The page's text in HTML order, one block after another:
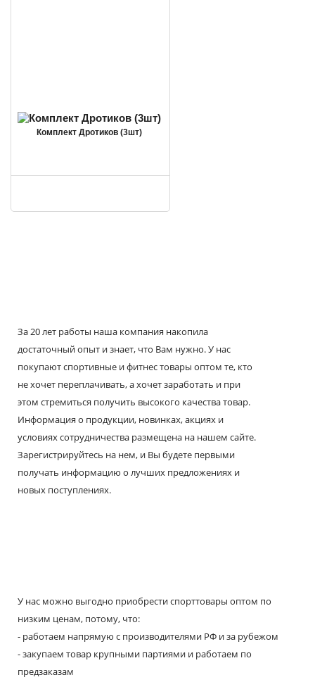
Комплект Дротиков (3шт)
За 20 лет работы наша компания накопила
достаточный опыт и знает, что Вам нужно. У нас
покупают спортивные и фитнес товары оптом те, кто
не хочет переплачивать, а хочет заработать и при
этом стремиться получить высокого качества товар.
Информация о продукции, новинках, акциях и
условиях сотрудничества размещена на нашем сайте.
Зарегистрируйтесь на нем, и Вы будете первыми
получать информацию о лучших предложениях и
новых поступлениях.
У нас можно выгодно приобрести спорттовары оптом по
низким ценам, потому, что:
- работаем напрямую с производителями РФ и за рубежом
- закупаем товар крупными партиями и работаем по
предзаказам